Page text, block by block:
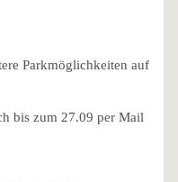
Parkmöglichkeiten auf
bis zum 27.09 per Mail